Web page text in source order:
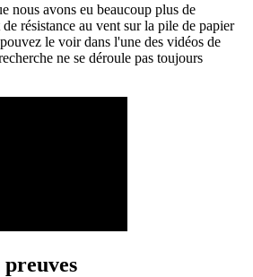
nous avons eu beaucoup plus de
résistance au vent sur la pile de papier
le voir dans l'une des vidéos de
ne se déroule pas toujours